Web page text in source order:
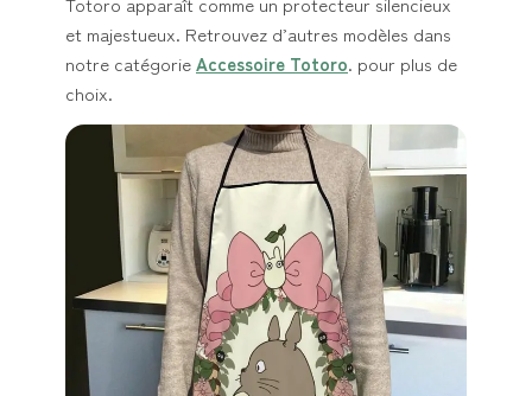
et majestueux. Retrouvez d’autres modèles dans
notre catégorieAccessoire Totoro. pour plus de
choix.